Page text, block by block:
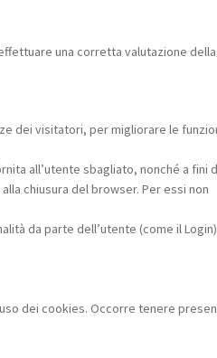
una corretta valutazione della
dei visitatori, per migliorare le
all’utente sbagliato, nonché a fini
chiusura del browser. Per essi non
da parte dell’utente (come il
dei cookies. Occorre tenere